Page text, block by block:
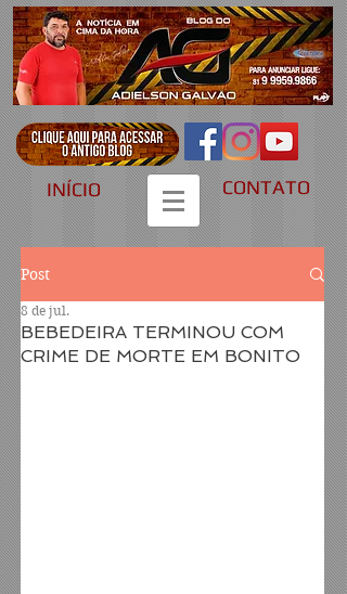
INÍCIO CONTATO
Post
BEBEDEIRA TERMINOU COM
CRIME DE MORTE EM BONITO
8 de jul.